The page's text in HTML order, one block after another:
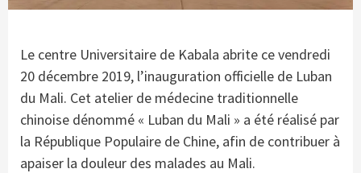
Le centre Universitaire de Kabala abrite ce vendredi
20 décembre 2019, l’inauguration officielle de Luban
du Mali. Cet atelier de médecine traditionnelle
chinoise dénommé « Luban du Mali » a été réalisé par
la République Populaire de Chine, afin de contribuer à
apaiser la douleur des malades au Mali.